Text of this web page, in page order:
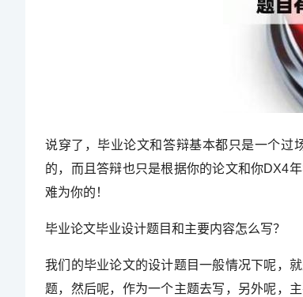
说穿了，毕业论文和答辩基本都只是一个过
的，而且答辩也只是根据你的论文和你DX4
难为你的！
毕业论文毕业设计题目和主要内容怎么写？
我们的毕业论文的设计题目一般情况下呢，
题，然后呢，作为一个主题去写，另外呢，